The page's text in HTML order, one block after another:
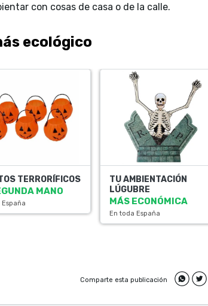
con cosas de casa o de la calle.
ecológico
TERRORÍFICOS
MANO
TU AMBIENTACIÓN
LÚGUBRE
MÁS ECONÓMICA
En toda España
Comparte esta publicación